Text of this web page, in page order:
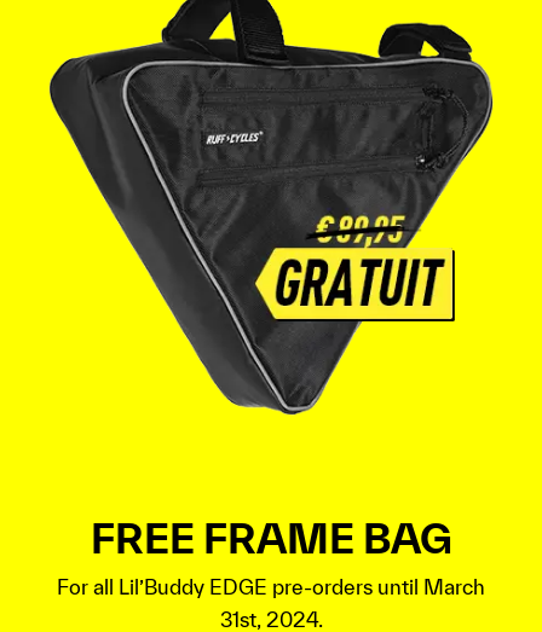
FREE FRAME BAG
For all Lil’Buddy EDGE pre-orders until March
31st, 2024.